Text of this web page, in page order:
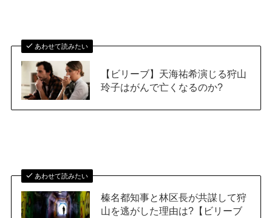
あわせて読みたい
【ビリーブ】天海祐希演じる狩山
玲子はがんで亡くなるのか?
あわせて読みたい
榛名都知事と林区長が共謀して狩
山を逃がした理由は?【ビリーブ